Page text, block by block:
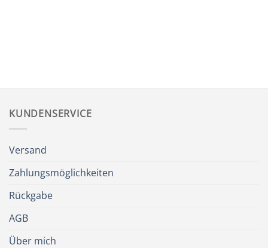
KUNDENSERVICE
Versand
Zahlungsmöglichkeiten
Rückgabe
AGB
Über mich